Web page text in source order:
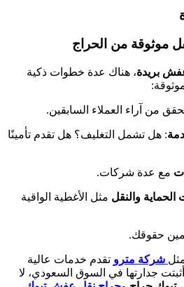
موثوقة من الحراج
بريدة، هناك عدة خطوات ذكية
من آراء العملاء السابقين.
: هل تشمل التغليف؟ هل تقدم تأمينًا
مع عدة شركات.
والنقل مثل الأغطية الواقية
حقوقك.
شركة مترو تقدم خدمات عالية
جدارتها في السوق السعودي، لا